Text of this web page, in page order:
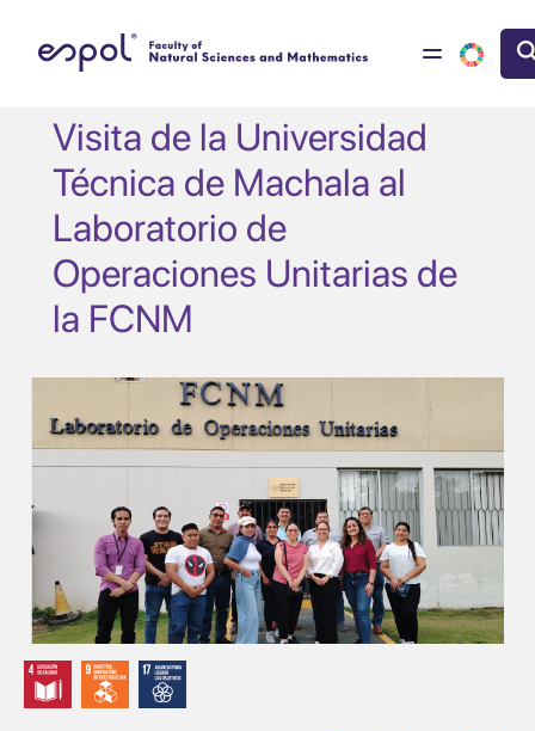
Visita de la Universidad
Técnica de Machala al
Laboratorio de
Operaciones Unitarias de
la FCNM
Image